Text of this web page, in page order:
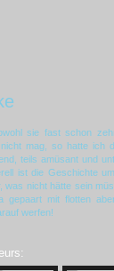
sie fast schon
mag, so hatte ich
teils amüsant und
ist die Geschichte
was nicht hätte sein
gepaart mit flotten
werfen!